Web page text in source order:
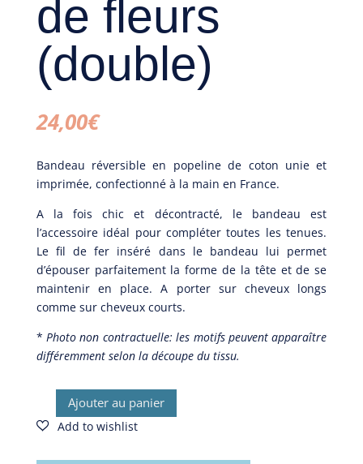
de fleurs
(double)
24,00€
Bandeau réversible en popeline de coton unie et
imprimée, confectionné à la main en France.
A la fois chic et décontracté, le bandeau est
l’accessoire idéal pour compléter toutes les tenues.
Le fil de fer inséré dans le bandeau lui permet
d’épouser parfaitement la forme de la tête et de se
maintenir en place.A porter sur cheveux longs
comme sur cheveux courts.
*Photo non contractuelle: les motifs peuvent apparaître
différemment selon la découpe du tissu.
quantité
de
Ajouter au panier